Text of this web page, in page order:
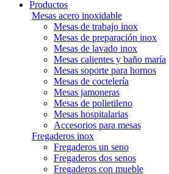
Productos
Mesas acero inoxidable
Mesas de trabajo inox
Mesas de preparación inox
Mesas de lavado inox
Mesas calientes y baño maría
Mesas soporte para hornos
Mesas de coctelería
Mesas jamoneras
Mesas de polietileno
Mesas hospitalarias
Accesorios para mesas
Fregaderos inox
Fregaderos un seno
Fregaderos dos senos
Fregaderos con mueble